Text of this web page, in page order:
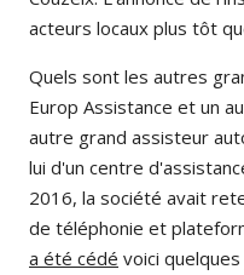
acteurs locaux plus tôt
Quels sont les autres
Europ Assistance et un
autre grand assisteur
lui d'un centre
2016, la société avait
de téléphonie et
a été cédé voici